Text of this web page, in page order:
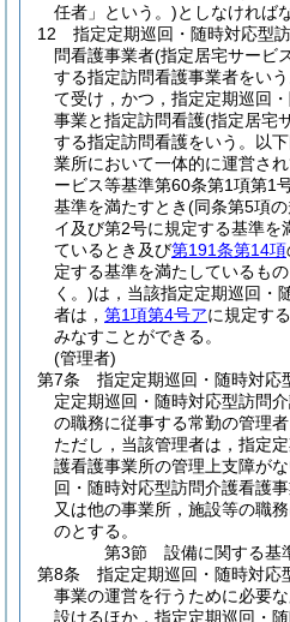
任者」という。)としなければ
12
指定定期巡回・随時対応型
問看護事業者(指定居宅サービ
する指定訪問看護事業者をい
て受け，かつ，指定定期巡回
事業と指定訪問看護(指定居宅
する指定訪問看護をいう。以
業所において一体的に運営さ
ービス等基準第60条第1項第1
基準を満たすとき(同条第5項
イ及び第2号に規定する基準
ているとき及び第191条第14項
定する基準を満たしているも
く。)は，当該指定定期巡回・
者は， 第1項第4号アに規定す
みなすことができる。
(管理者)
第7条
指定定期巡回・随時対応
定定期巡回・随時対応型訪問
の職務に従事する常勤の管理
ただし，当該管理者は，指定
護看護事業所の管理上支障が
回・随時対応型訪問介護看護
又は他の事業所，施設等の職
のとする。
第3節
設備に関する基
第8条
指定定期巡回・随時対応
事業の運営を行うために必要
設けるほか，指定定期巡回・